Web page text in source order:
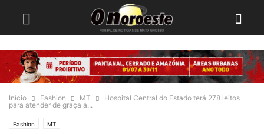
Início Fashion MT
Hospital Central do Estado terá 278 leitos
para atender de graça a...
Fashion MT